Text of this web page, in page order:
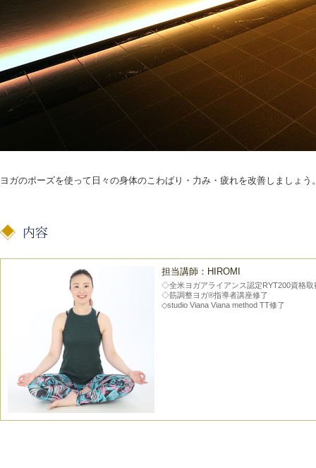
ヨガのポーズを使って日々の身体のこわばり・力み・疲れを改善しましょう
担当講師：HIROMI
◇全米ヨガアライアンス認定RYT200資格取
◇筋調整ヨガ®︎指導者講座修了
◇studio Viana Viana method TT修了